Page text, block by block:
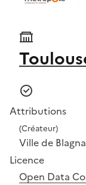
Attributions
(Créateur)
Ville de
Licence
Open Data